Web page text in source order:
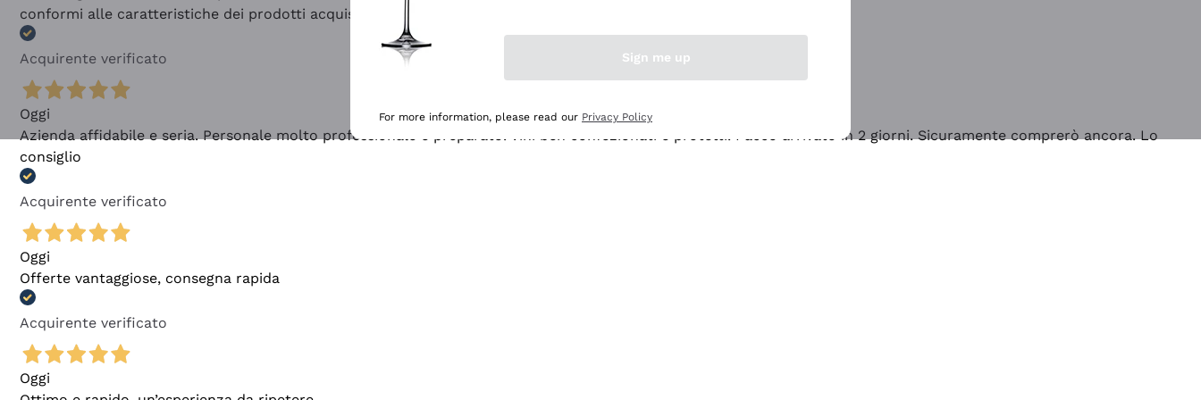
conformi alle caratteristiche dei prodotti acquistati
Acquirente verificato
Oggi
Azienda affidabile e seria. Personale molto professionale e preparato. Vini ben confezionati e protetti. Pacco arrivato in 2 giorni. Sicuramente comprerò ancora. Lo
consiglio
Acquirente verificato
Oggi
Offerte vantaggiose, consegna rapida
Acquirente verificato
Oggi
Sign me up
For more information, please read our Privacy Policy